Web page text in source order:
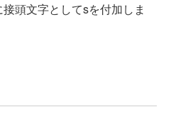
頭文字としてsを付加しま